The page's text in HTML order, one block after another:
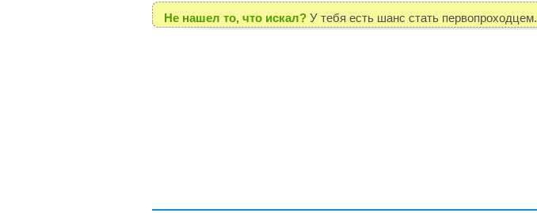
Не нашел то, что искал? У тебя есть шанс стать первопроходцем.